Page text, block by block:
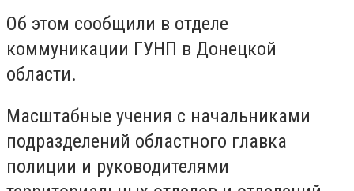
Об этом сообщили в отделе
коммуникации ГУНП в Донецкой
области.
Масштабные учения с начальниками
подразделений областного главка
полиции и руководителями